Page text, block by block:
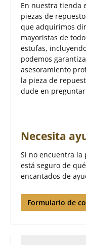
En nuestra tienda
piezas de
que adquirimos
mayoristas de
estufas,
podemos
asesoramiento
la pieza de
dude en
Necesita
Si no encuentra la
está seguro de
encantados de
Formulario de